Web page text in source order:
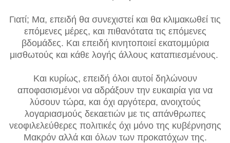
Γιατί; Μα, επειδή θα συνεχιστεί και θα κλιμακωθεί τις
επόμενες μέρες, και πιθανότατα τις επόμενες
βδομάδες. Και επειδή κινητοποιεί εκατομμύρια
μισθωτούς και κάθε λογής άλλους καταπιεσμένους.
Και κυρίως, επειδή όλοι αυτοί δηλώνουν
αποφασισμένοι να αδράξουν την ευκαιρία για να
λύσουν τώρα, και όχι αργότερα, ανοιχτούς
λογαριασμούς δεκαετιών με τις απάνθρωπες
νεοφιλελεύθερες πολιτικές όχι μόνο της κυβέρνησης
Μακρόν αλλά και όλων των προκατόχων της.